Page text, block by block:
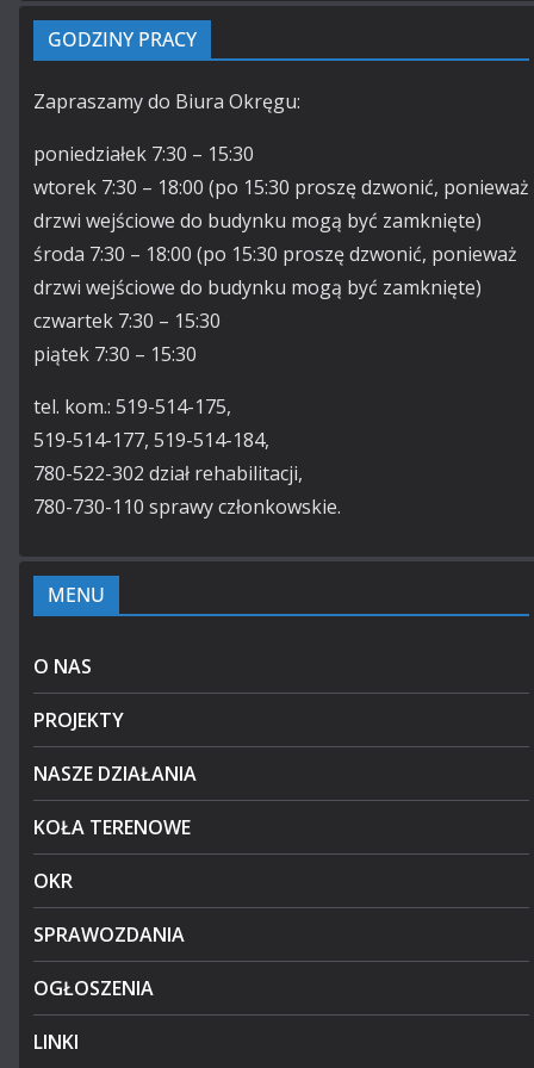
GODZINY PRACY
Zapraszamy do Biura Okręgu:
poniedziałek 7:30 – 15:30
wtorek 7:30 – 18:00 (po 15:30 proszę dzwonić, ponieważ
drzwi wejściowe do budynku mogą być zamknięte)
środa 7:30 – 18:00 (po 15:30 proszę dzwonić, ponieważ
drzwi wejściowe do budynku mogą być zamknięte)
czwartek 7:30 – 15:30
piątek 7:30 – 15:30
tel. kom.: 519-514-175,
519-514-177, 519-514-184,
780-522-302 dział rehabilitacji,
780-730-110 sprawy członkowskie.
MENU
O NAS
PROJEKTY
NASZE DZIAŁANIA
KOŁA TERENOWE
OKR
SPRAWOZDANIA
OGŁOSZENIA
LINKI